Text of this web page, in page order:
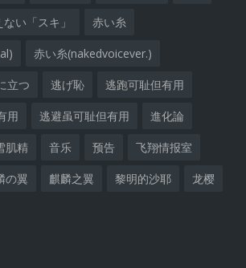
い「スキ」 赤い糸
赤い糸(nakedvoicever.)
立つ 逃げ恥 逃跑可耻但有用
用 逃避虽可耻但有用 進化論
肌精 音乐 预告 飞翔情报室
の翼 麒麟之翼 黎明的沙耶 龙樱